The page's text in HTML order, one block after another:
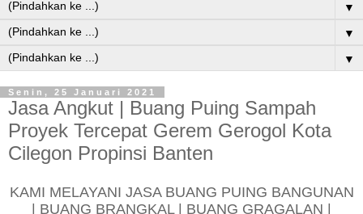
▼
▼
▼
Senin, 25 Januari 2021
Jasa Angkut | Buang Puing Sampah
Proyek Tercepat Gerem Gerogol Kota
Cilegon Propinsi Banten
KAMI MELAYANI JASA BUANG PUING BANGUNAN
| BUANG BRANGKAL | BUANG GRAGALAN |